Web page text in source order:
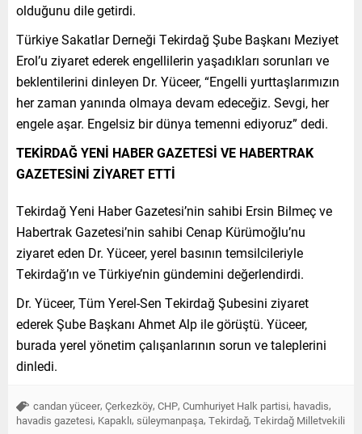
olduğunu dile getirdi.
Türkiye Sakatlar Derneği Tekirdağ Şube Başkanı Meziyet
Erol’u ziyaret ederek engellilerin yaşadıkları sorunları ve
beklentilerini dinleyen Dr. Yüceer, “Engelli yurttaşlarımızın
her zaman yanında olmaya devam edeceğiz. Sevgi, her
engele aşar. Engelsiz bir dünya temenni ediyoruz” dedi.
TEKİRDAĞ YENİ HABER GAZETESİ VE HABERTRAK
GAZETESİNİ ZİYARET ETTİ
Tekirdağ Yeni Haber Gazetesi’nin sahibi Ersin Bilmeç ve
Habertrak Gazetesi’nin sahibi Cenap Kürümoğlu’nu
ziyaret eden Dr. Yüceer, yerel basının temsilcileriyle
Tekirdağ’ın ve Türkiye’nin gündemini değerlendirdi.
Dr. Yüceer, Tüm Yerel-Sen Tekirdağ Şubesini ziyaret
ederek Şube Başkanı Ahmet Alp ile görüştü. Yüceer,
burada yerel yönetim çalışanlarının sorun ve taleplerini
dinledi.
candan yüceer, Çerkezköy, CHP, Cumhuriyet Halk partisi, havadis,
havadis gazetesi, Kapaklı, süleymanpaşa, Tekirdağ, Tekirdağ Milletvekili